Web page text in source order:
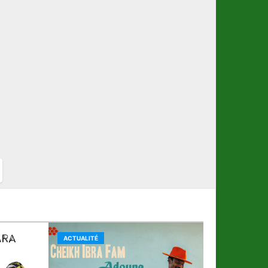
ACTUALITÉ